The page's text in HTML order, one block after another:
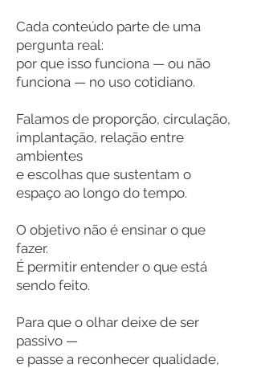
Cada conteúdo parte de uma
pergunta real:
por que isso funciona — ou não
funciona — no uso cotidiano.
Falamos de proporção, circulação,
implantação, relação entre
ambientes
e escolhas que sustentam o
espaço ao longo do tempo.
O objetivo não é ensinar o que
fazer.
É permitir entender o que está
sendo feito.
Para que o olhar deixe de ser
passivo —
e passe a reconhecer qualidade,